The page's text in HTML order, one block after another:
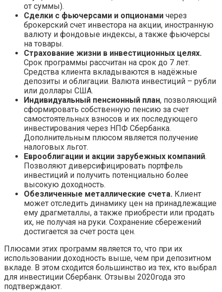
от суммы).
Сделки с фьючерсами и опционами через
брокерский счет инвестора на акции, иностранную
валюту и фондовые индексы, а также фьючерсы
на товары.
Страхование жизни в инвестиционных целях.
Срок программы рассчитан на срок до 7 лет.
Средства клиента вкладываются в надёжные
депозиты и облигации. Валюта инвестиций – рубли
или доллары США.
Индивидуальный пенсионный план, позволяющий
сформировать собственную пенсию за счет
самостоятельных взносов и их последующего
инвестирования через НПФ Сбербанка.
Дополнительным плюсом является получение
налоговых льгот.
Еврооблигации и акции зарубежных компаний.
Позволяют диверсифицировать портфель
инвестиций и получить потенциально более
высокую доходность.
Обезличенные металлические счета. Клиент
может отследить динамику цен на принадлежащие
ему драгметаллы, а также приобрести или продать
их, не получая на руки. Сохранение сбережений
достигается за счет роста цен.
Плюсами этих программ является то, что при их
использовании доходность выше, чем при депозитном
вкладе. В этом сходится большинство из тех, кто выбрал
для инвестиции Сбербанк. Отзывы 2020года это
подтверждают.